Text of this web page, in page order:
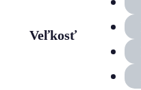
Veľkosť